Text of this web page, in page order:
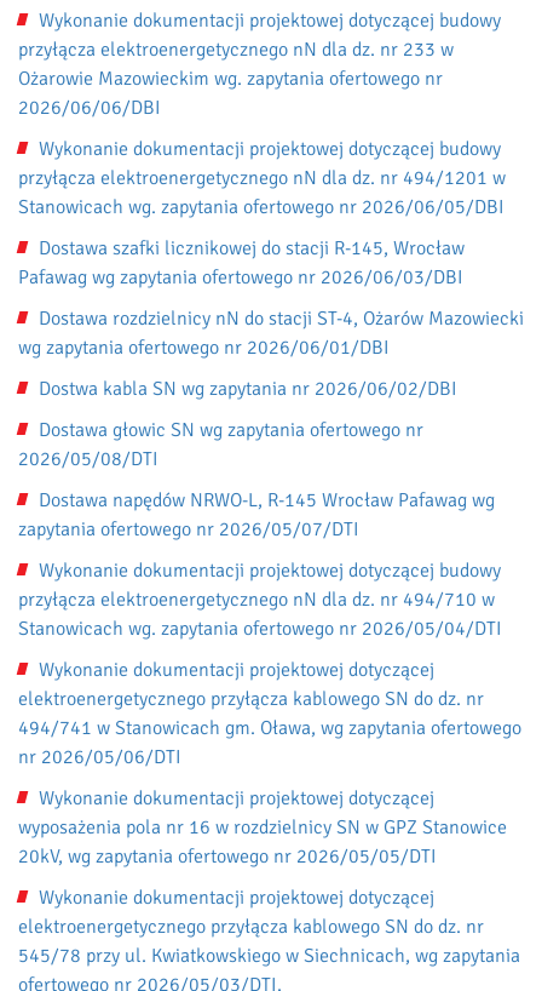
Wykonanie dokumentacji projektowej dotyczącej budowy
przyłącza elektroenergetycznego nN dla dz. nr 233 w
Ożarowie Mazowieckim wg. zapytania ofertowego nr
2026/06/06/DBI
Wykonanie dokumentacji projektowej dotyczącej budowy
przyłącza elektroenergetycznego nN dla dz. nr 494/1201 w
Stanowicach wg. zapytania ofertowego nr 2026/06/05/DBI
Dostawa szafki licznikowej do stacji R-145, Wrocław
Pafawag wg zapytania ofertowego nr 2026/06/03/DBI
Dostawa rozdzielnicy nN do stacji ST-4, Ożarów Mazowiecki
wg zapytania ofertowego nr 2026/06/01/DBI
Dostwa kabla SN wg zapytania nr 2026/06/02/DBI
Dostawa głowic SN wg zapytania ofertowego nr
2026/05/08/DTI
Dostawa napędów NRWO-L, R-145 Wrocław Pafawag wg
zapytania ofertowego nr 2026/05/07/DTI
Wykonanie dokumentacji projektowej dotyczącej budowy
przyłącza elektroenergetycznego nN dla dz. nr 494/710 w
Stanowicach wg. zapytania ofertowego nr 2026/05/04/DTI
Wykonanie dokumentacji projektowej dotyczącej
elektroenergetycznego przyłącza kablowego SN do dz. nr
494/741 w Stanowicach gm. Oława, wg zapytania ofertowego
nr 2026/05/06/DTI
Wykonanie dokumentacji projektowej dotyczącej
wyposażenia pola nr 16 w rozdzielnicy SN w GPZ Stanowice
20kV, wg zapytania ofertowego nr 2026/05/05/DTI
Wykonanie dokumentacji projektowej dotyczącej
elektroenergetycznego przyłącza kablowego SN do dz. nr
545/78 przy ul. Kwiatkowskiego w Siechnicach, wg zapytania
ofertowego nr 2026/05/03/DTI.